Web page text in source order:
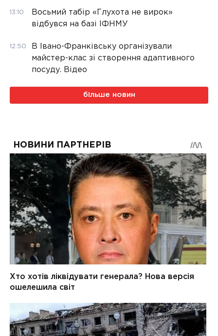
13:10
Восьмий табір «Глухота не вирок»
відбувся на базі ІФНМУ
12:50
В Івано-Франківську організували
майстер-клас зі створення адаптивного
посуду. Відео
більше новин